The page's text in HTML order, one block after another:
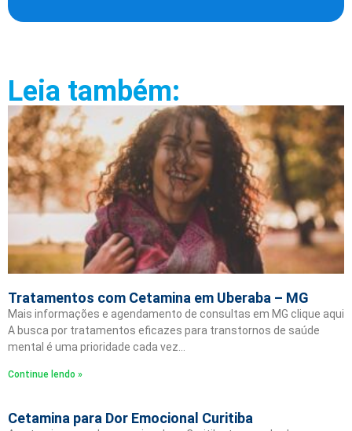
Leia também:
Tratamentos com Cetamina em Uberaba – MG
Mais informações e agendamento de consultas em MG clique aqui
A busca por tratamentos eficazes para transtornos de saúde
mental é uma prioridade cada vez…
Continue lendo »
Cetamina para Dor Emocional Curitiba